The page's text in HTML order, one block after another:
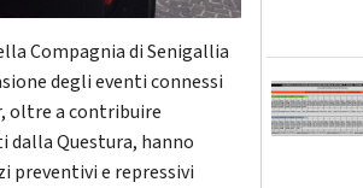
Compagnia di Senigallia
degli eventi connessi
oltre a contribuire
dalla Questura, hanno
preventivi e repressivi